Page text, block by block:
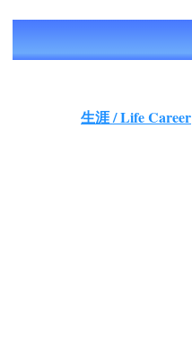
生涯 / Life Career